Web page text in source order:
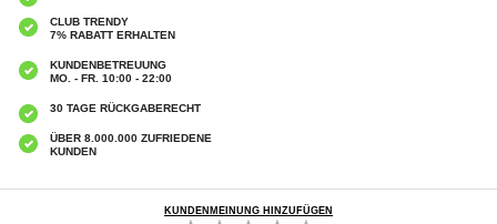
CLUB TRENDY
7% RABATT ERHALTEN
KUNDENBETREUUNG
MO. - FR. 10:00 - 22:00
30 TAGE RÜCKGABERECHT
ÜBER 8.000.000 ZUFRIEDENE
KUNDEN
KUNDENMEINUNG HINZUFÜGEN